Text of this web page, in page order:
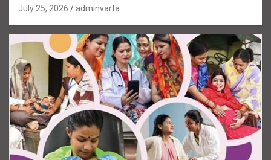
July 25, 2026 adminvarta